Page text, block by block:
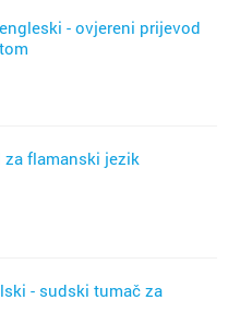
- ovjereni prijevod
flamanski jezik
- sudski tumač za